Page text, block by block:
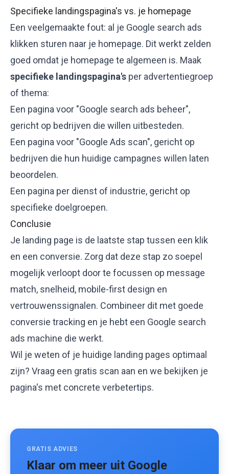
Specifieke landingspagina's vs. je homepage
Een veelgemaakte fout: al je Google search ads
klikken sturen naar je homepage. Dit werkt zelden
goed omdat je homepage te algemeen is. Maak
specifieke landingspagina's per advertentiegroep
of thema:
Een pagina voor "Google search ads beheer",
gericht op bedrijven die willen uitbesteden.
Een pagina voor "Google Ads scan", gericht op
bedrijven die hun huidige campagnes willen laten
beoordelen.
Een pagina per dienst of industrie, gericht op
specifieke doelgroepen.
Conclusie
Je landing page is de laatste stap tussen een klik
en een conversie. Zorg dat deze stap zo soepel
mogelijk verloopt door te focussen op message
match, snelheid, mobile-first design en
vertrouwenssignalen. Combineer dit met goede
conversie tracking en je hebt een Google search
ads machine die werkt.
Wil je weten of je huidige landing pages optimaal
zijn? Vraag een gratis scan aan en we bekijken je
pagina's met concrete verbetertips.
GRATIS ADVIES
Klaar om meer uit Google